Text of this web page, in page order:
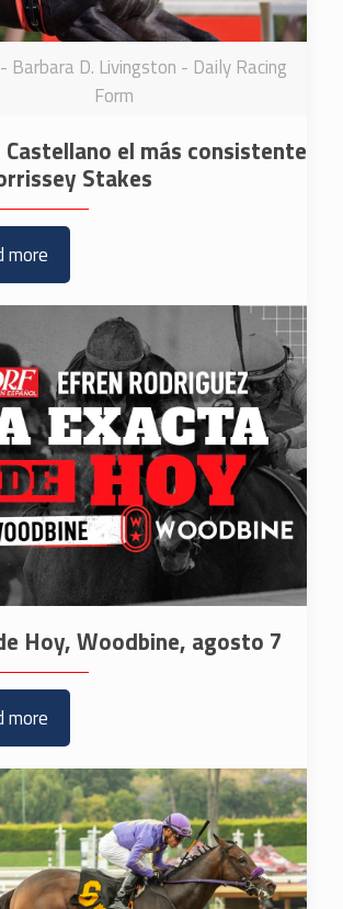
Barbara D. Livingston - Daily Racing
Form
el más consistente
Stakes
more
Hoy, Woodbine, agosto 7
more